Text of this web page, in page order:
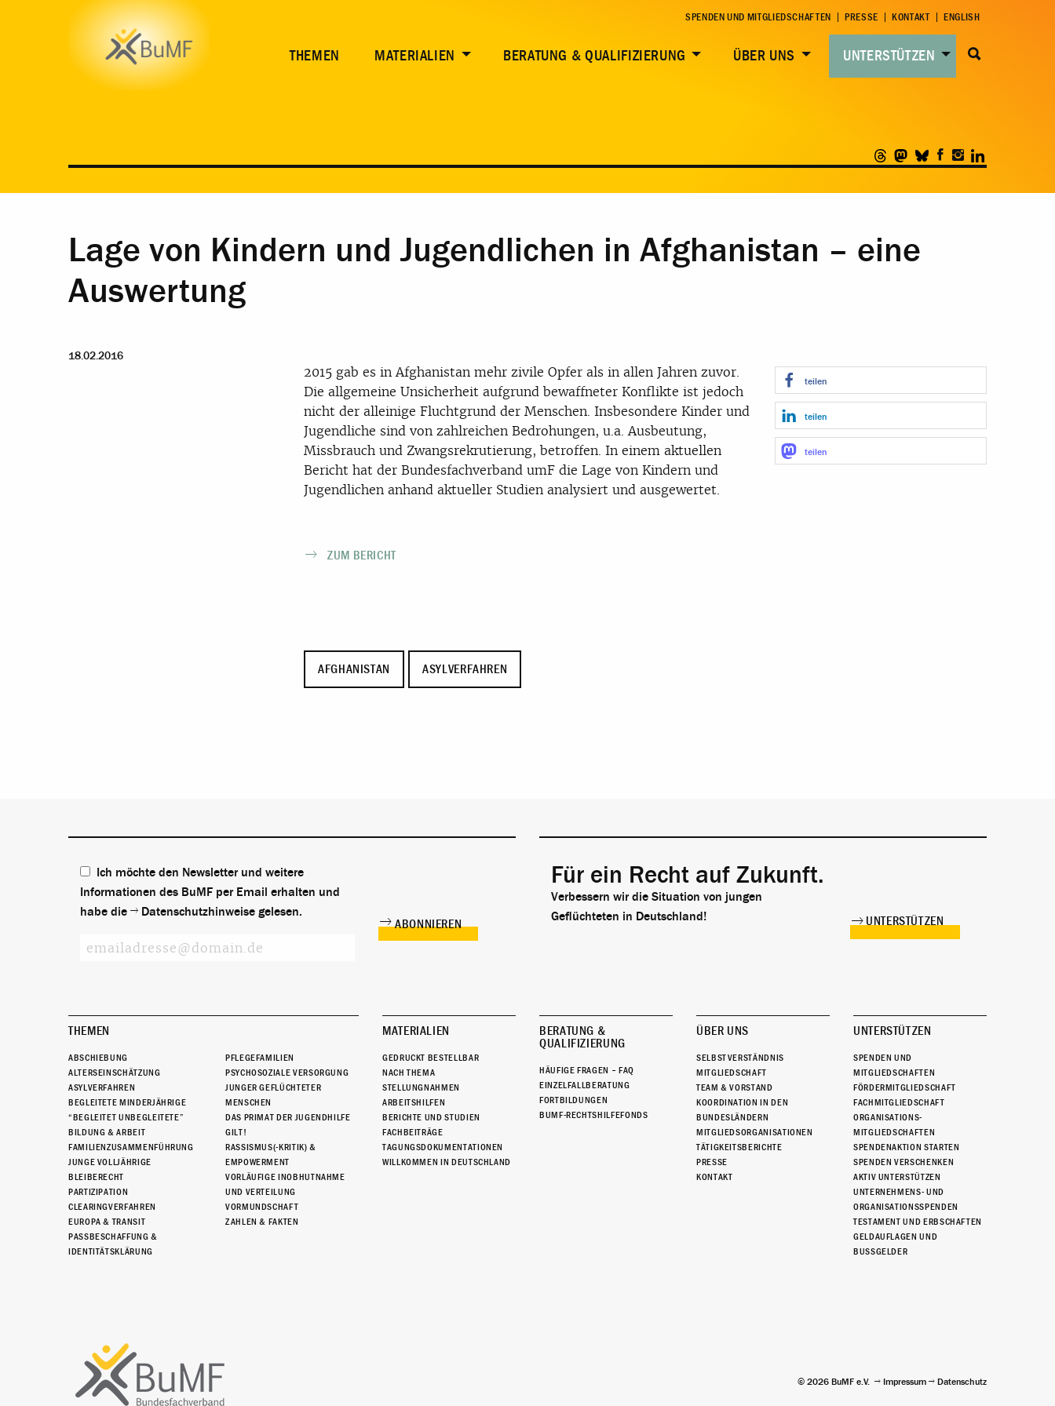
SPENDEN UND MITGLIEDSCHAFTEN PRESSE KONTAKT ENGLISH
THEMEN MATERIALIEN BERATUNG & QUALIFIZIERUNG ÜBER UNS UNTERSTÜTZEN
Lage von Kindern und Jugendlichen in Afghanistan – eine
Auswertung
18.02.2016
2015 gab es in Afghanistan mehr zivile Opfer als in allen Jahren zuvor.
Die allgemeine Unsicherheit aufgrund bewaffneter Konflikte ist jedoch
nicht der alleinige Fluchtgrund der Menschen. Insbesondere Kinder und
Jugendliche sind von zahlreichen Bedrohungen, u.a. Ausbeutung,
Missbrauch und Zwangsrekrutierung, betroffen. In einem aktuellen
Bericht hat der Bundesfachverband umF die Lage von Kindern und
Jugendlichen anhand aktueller Studien analysiert und ausgewertet.
ZUM BERICHT
AFGHANISTAN ASYLVERFAHREN
teilen
teilen
teilen
Ich möchte den Newsletter und weitere
Informationen des BuMF per Email erhalten und
habe die
Datenschutzhinweise gelesen.
Für ein Recht auf Zukunft.
Verbessern wir die Situation von jungen
Geflüchteten in Deutschland!
UNTERSTÜTZEN
THEMEN
ABSCHIEBUNG
ALTERSEINSCHÄTZUNG
ASYLVERFAHREN
BEGLEITETE MINDERJÄHRIGE
“BEGLEITET UNBEGLEITETE”
BILDUNG & ARBEIT
FAMILIENZUSAMMENFÜHRUNG
JUNGE VOLLJÄHRIGE
BLEIBERECHT
PARTIZIPATION
CLEARINGVERFAHREN
EUROPA & TRANSIT
PASSBESCHAFFUNG &
IDENTITÄTSKLÄRUNG
PFLEGEFAMILIEN
PSYCHOSOZIALE VERSORGUNG
JUNGER GEFLÜCHTETER
MENSCHEN
DAS PRIMAT DER JUGENDHILFE
GILT!
RASSISMUS(-KRITIK) &
EMPOWERMENT
VORLÄUFIGE INOBHUTNAHME
UND VERTEILUNG
VORMUNDSCHAFT
ZAHLEN & FAKTEN
MATERIALIEN
GEDRUCKT BESTELLBAR
NACH THEMA
STELLUNGNAHMEN
ARBEITSHILFEN
BERICHTE UND STUDIEN
FACHBEITRÄGE
TAGUNGSDOKUMENTATIONEN
WILLKOMMEN IN DEUTSCHLAND
BERATUNG &
QUALIFIZIERUNG
HÄUFIGE FRAGEN – FAQ
EINZELFALLBERATUNG
FORTBILDUNGEN
BUMF-RECHTSHILFEFONDS
ÜBER UNS
SELBSTVERSTÄNDNIS
MITGLIEDSCHAFT
TEAM & VORSTAND
KOORDINATION IN DEN
BUNDESLÄNDERN
MITGLIEDSORGANISATIONEN
TÄTIGKEITSBERICHTE
PRESSE
KONTAKT
UNTERSTÜTZEN
SPENDEN UND
MITGLIEDSCHAFTEN
FÖRDERMITGLIEDSCHAFT
FACHMITGLIEDSCHAFT
ORGANISATIONS-
MITGLIEDSCHAFTEN
SPENDENAKTION STARTEN
SPENDEN VERSCHENKEN
AKTIV UNTERSTÜTZEN
UNTERNEHMENS- UND
ORGANISATIONSSPENDEN
TESTAMENT UND ERBSCHAFTEN
GELDAUFLAGEN UND
BUSSGELDER
© 2026 BuMF e.V. Impressum Datenschutz